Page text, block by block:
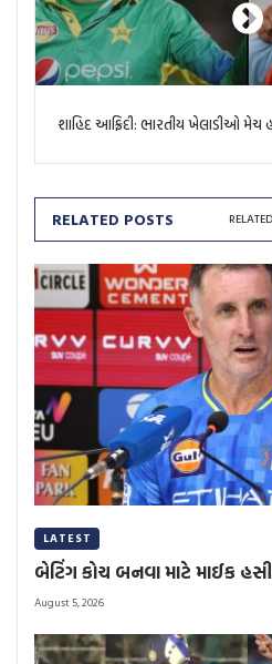
શાહિદ આફ્રિદી: ભારતીય ખેલાડીઓ મેચ
RELATED POSTS
LATEST
બેટિંગ કોચ બનવા માટે માઈક
August 5, 2026